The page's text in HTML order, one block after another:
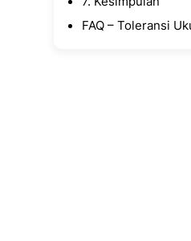
FAQ – Toleransi